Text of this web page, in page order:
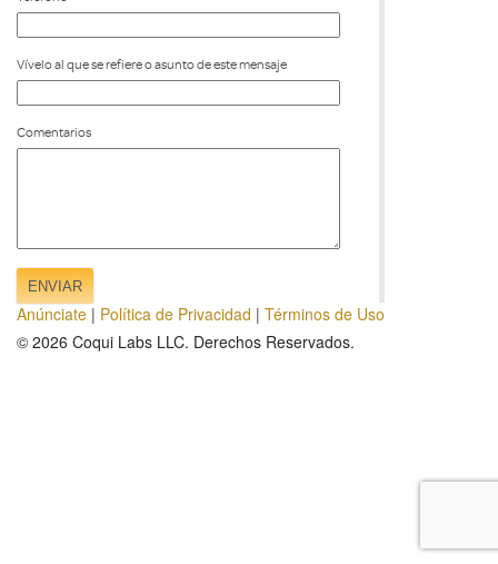
Vívelo al que se refiere o asunto de este mensaje
Comentarios
Anúnciate | Política de Privacidad | Términos de Uso
© 2026 Coqui Labs LLC. Derechos Reservados.